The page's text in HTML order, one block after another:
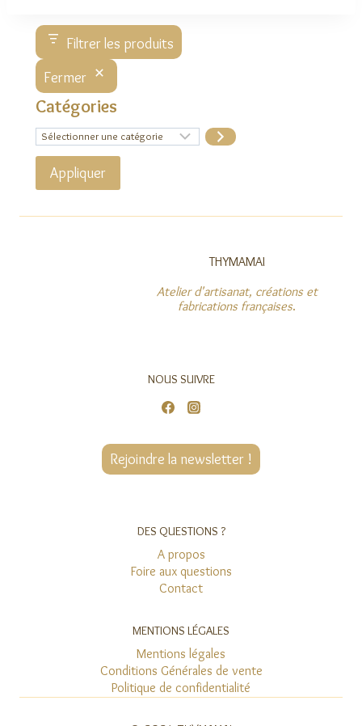
Filtrer les produits
Fermer
Catégories
Sélectionner
une
catégorie
Appliquer
THYMAMAI
Atelier d'artisanat, créations et
fabrications françaises.
NOUS SUIVRE
Rejoindre la newsletter !
DES QUESTIONS ?
A propos
Foire aux questions
Contact
MENTIONS LÉGALES
Mentions légales
Conditions Générales de vente
Politique de confidentialité